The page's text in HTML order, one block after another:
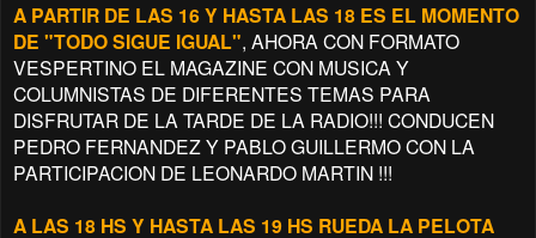
A PARTIR DE LAS 16 Y HASTA LAS 18 ES EL MOMENTO
DE "TODO SIGUE IGUAL", AHORA CON FORMATO
VESPERTINO EL MAGAZINE CON MUSICA Y
COLUMNISTAS DE DIFERENTES TEMAS PARA
DISFRUTAR DE LA TARDE DE LA RADIO!!! CONDUCEN
PEDRO FERNANDEZ Y PABLO GUILLERMO CON LA
PARTICIPACION DE LEONARDO MARTIN !!!
A LAS 18 HS Y HASTA LAS 19 HS RUEDA LA PELOTA